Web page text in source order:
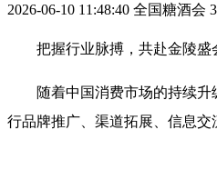
2026-06-10 11:48:40 全国糖酒会
把握行业脉搏，共赴金陵盛
随着中国消费市场的持续
行品牌推广、渠道拓展、信息交